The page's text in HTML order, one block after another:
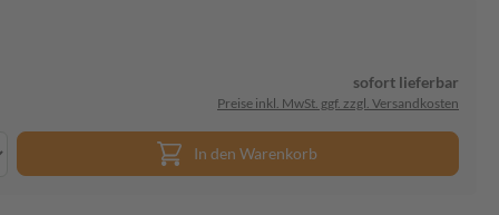
sofort lieferbar
Preise inkl. MwSt. ggf. zzgl. Versandkosten
In den Warenkorb